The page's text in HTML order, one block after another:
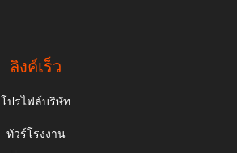
ลิงค์เร็ว
โปรไฟล์บริษัท
ทัวร์โรงงาน